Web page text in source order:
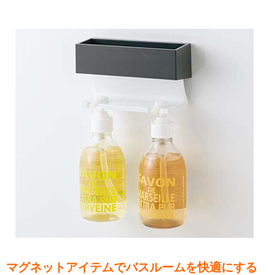
マグネットアイテムでバスルームを快適にする